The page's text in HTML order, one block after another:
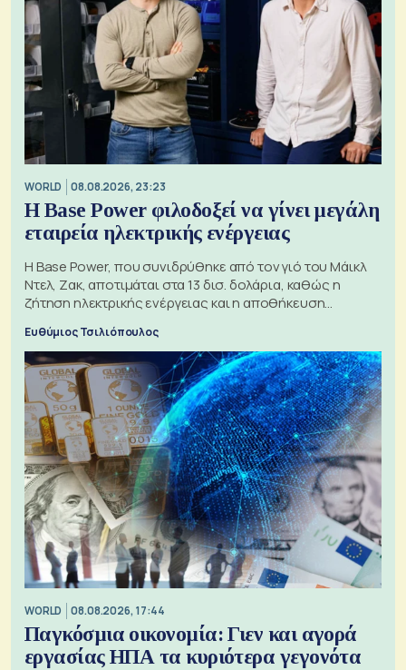
WORLD 08.08.2026, 23:23
Η Base Power φιλοδοξεί να γίνει μεγάλη
εταιρεία ηλεκτρικής ενέργειας
Η Base Power, που συνιδρύθηκε από τον γιό του Μάικλ
Ντελ, Ζακ, αποτιμάται στα 13 δισ. δολάρια, καθώς η
ζήτηση ηλεκτρικής ενέργειας και η αποθήκευση
Ευθύμιος Τσιλιόπουλος
WORLD 08.08.2026, 17:44
Παγκόσμια οικονομία: Γιεν και αγορά
εργασίας ΗΠΑ τα κυριότερα γεγονότα